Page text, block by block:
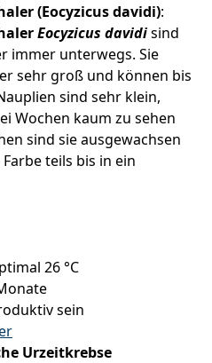
(Eocyzicus davidi):
Eocyzicus davidisind
immer unterwegs. Sie
sehr groß und können bis
sind sehr klein,
Wochen kaum zu sehen
sind sie ausgewachsen
teils bis in ein
26 °C
sein
Urzeitkrebse